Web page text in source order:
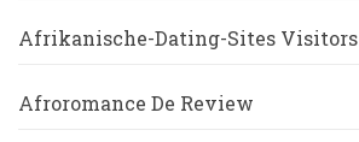
Afrikanische-Dating-Sites Visitors
Afroromance De Review